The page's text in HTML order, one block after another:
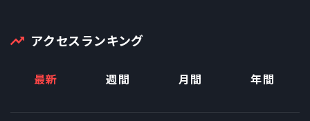
アクセスランキング
最新 週間 月間 年間